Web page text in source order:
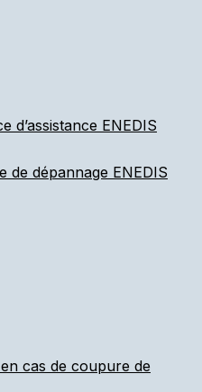
d’assistance ENEDIS
de dépannage ENEDIS
cas de coupure de